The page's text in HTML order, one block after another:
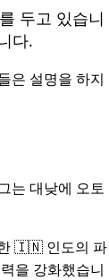
두고 있습니
다.
은 설명을 하지
는 대낮에 오토
🇮🇳 인도의 파
을 강화했습니